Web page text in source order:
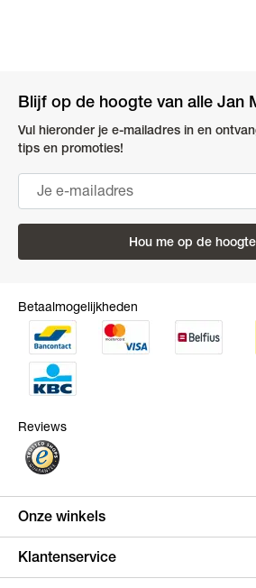
Blijf op de hoogte van alle Jan
Vul hieronder je e-mailadres in en
tips en promoties!
Hou me op de
Betaalmogelijkheden
Reviews
Onze winkels
Sint Niklaas
Kapelstraat 100, shop 123
Klantenservice